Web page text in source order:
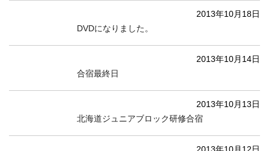
2013年10月18日
DVDになりました。
2013年10月14日
合宿最終日
2013年10月13日
北海道ジュニアブロック研修合宿